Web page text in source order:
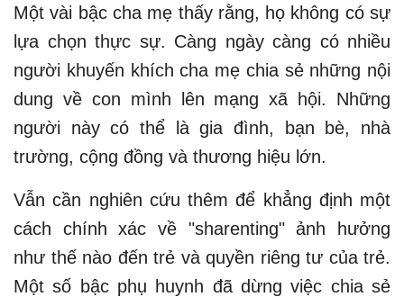
Một vài bậc cha mẹ thấy rằng, họ không có sự
lựa chọn thực sự. Càng ngày càng có nhiều
người khuyến khích cha mẹ chia sẻ những nội
dung về con mình lên mạng xã hội. Những
người này có thể là gia đình, bạn bè, nhà
trường, cộng đồng và thương hiệu lớn.
Vẫn cần nghiên cứu thêm để khẳng định một
cách chính xác về "sharenting" ảnh hưởng
như thế nào đến trẻ và quyền riêng tư của trẻ.
Một số bậc phụ huynh đã dừng việc chia sẻ